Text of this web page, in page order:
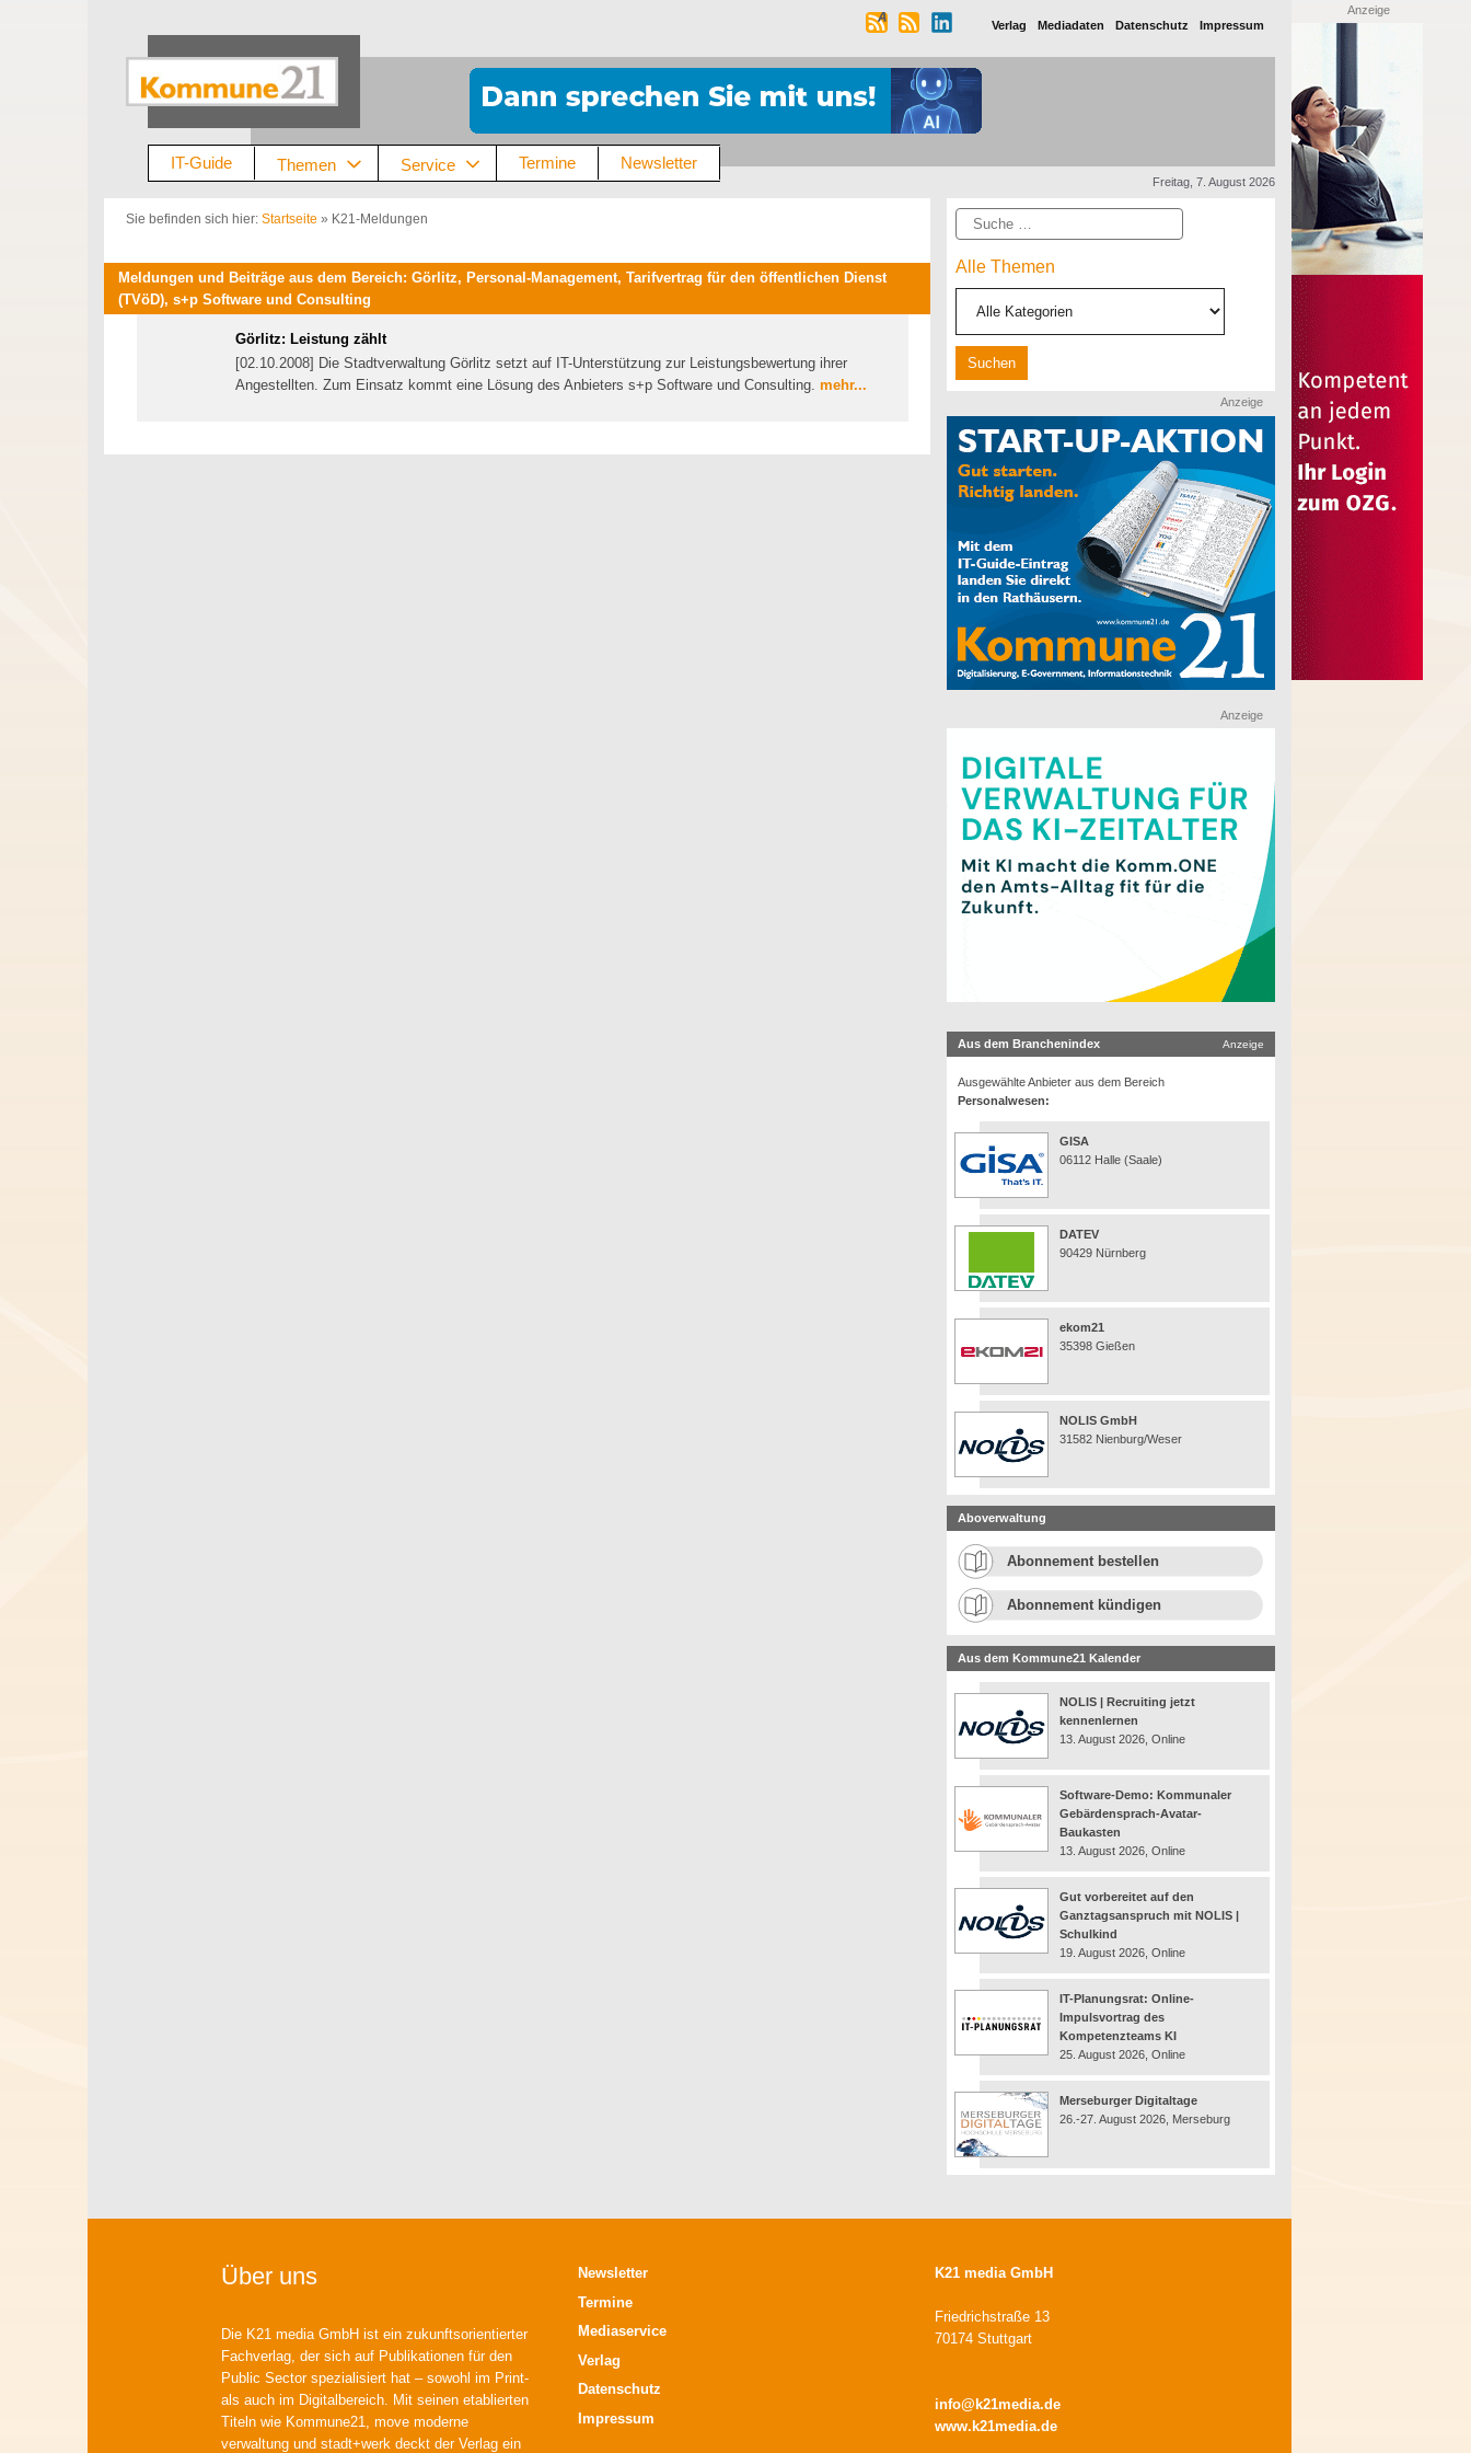
Verlag Mediadaten Datenschutz Impressum
IT-Guide Themen Service Termine Newsletter
Freitag, 7. August 2026
Sie befinden sich hier: Startseite » K21-Meldungen
Meldungen und Beiträge aus dem Bereich: Görlitz, Personal-Management, Tarifvertrag für den öffentlichen Dienst
(TVöD), s+p Software und Consulting
Görlitz: Leistung zählt
[02.10.2008] Die Stadtverwaltung Görlitz setzt auf IT-Unterstützung zur Leistungsbewertung ihrer
Angestellten. Zum Einsatz kommt eine Lösung des Anbieters s+p Software und Consulting. mehr...
Suche
Alle Themen
Anzeige
Anzeige
Aus dem Branchenindex Anzeige
Ausgewählte Anbieter aus dem Bereich
Personalwesen:
GISA
06112 Halle (Saale)
DATEV
90429 Nürnberg
ekom21
35398 Gießen
NOLIS GmbH
31582 Nienburg/Weser
Aboverwaltung
Abonnement bestellen
Abonnement kündigen
Aus dem Kommune21 Kalender
NOLIS | Recruiting jetzt
kennenlernen
13. August 2026, Online
Software-Demo: Kommunaler
Gebärdensprach-Avatar-
Baukasten
13. August 2026, Online
Gut vorbereitet auf den
Ganztagsanspruch mit NOLIS |
Schulkind
19. August 2026, Online
IT-Planungsrat: Online-
Impulsvortrag des
Kompetenzteams KI
25. August 2026, Online
Merseburger Digitaltage
26.-27. August 2026, Merseburg
Anzeige
Über uns
Die K21 media GmbH ist ein zukunftsorientierter
Fachverlag, der sich auf Publikationen für den
Public Sector spezialisiert hat – sowohl im Print-
als auch im Digitalbereich. Mit seinen etablierten
Titeln wie Kommune21, move moderne
verwaltung und stadt+werk deckt der Verlag ein
Newsletter
Termine
Mediaservice
Verlag
Datenschutz
Impressum
K21 media GmbH
Friedrichstraße 13
70174 Stuttgart
info@k21media.de
www.k21media.de